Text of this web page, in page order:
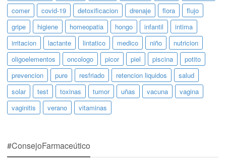
comer
covid-19 detoxificacion drenaje flora
flujo
gripe
higiene homeopatia hongo infantil
intima
irritacion
lactante lintatico medico niño
nutricion
oligoelementos
oncologo picor piel piscina
potito
prevencion
pure resfriado retencion liquidos
salud
solar
test toxinas tumor uñas vacuna
vagina
vaginitis
verano vitaminas
#ConsejoFarmaceútico